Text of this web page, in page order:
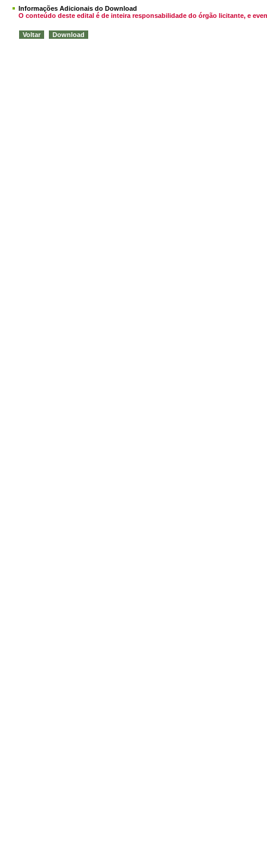
Informações Adicionais do Download
O conteúdo deste edital é de inteira responsabilidade do órgão licitante, e